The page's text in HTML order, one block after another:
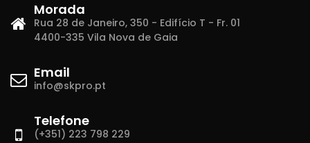
Morada
Rua 28 de Janeiro, 350 - Edifício T - Fr. 01
4400-335 Vila Nova de Gaia
Email
info@skpro.pt
Telefone
(+351) 223 798 229